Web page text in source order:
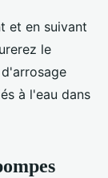
et en suivant
le
à l'eau dans